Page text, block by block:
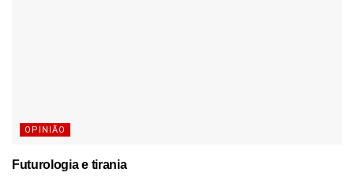
OPINIÃO
Futurologia e tirania